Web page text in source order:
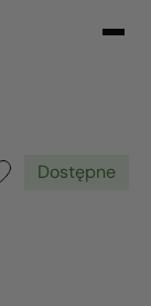
Dostępne